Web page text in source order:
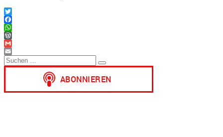
Twitter
Facebook
WhatsApp
WordPress
Gmail
Email
Suchen
nach:
Suchen